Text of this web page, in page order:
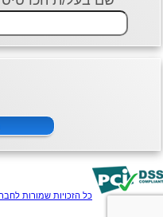
כל הזכויות שמורות